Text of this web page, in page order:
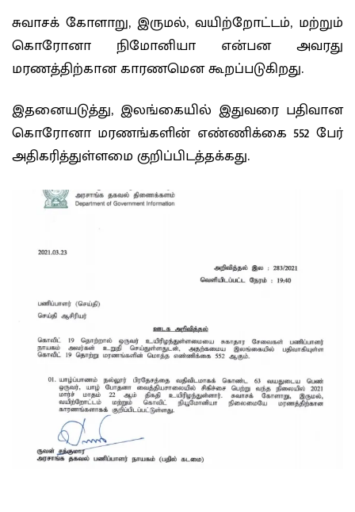
சுவாசக் கோளாறு, இருமல், வயிற்றோட்டம், மற்றும்
கொரோனா நிமோனியா என்பன அவரது
மரணத்திற்கான காரணமென கூறப்படுகிறது.
இதனையடுத்து, இலங்கையில் இதுவரை பதிவான
கொரோனா மரணங்களின் எண்ணிக்கை 552 பேர்
அதிகரித்துள்ளமை குறிப்பிடத்தக்கது.